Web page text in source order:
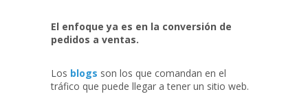
El enfoque ya es en la conversión de
pedidos a ventas.
Los blogs son los que comandan en el
tráfico que puede llegar a tener un sitio web.